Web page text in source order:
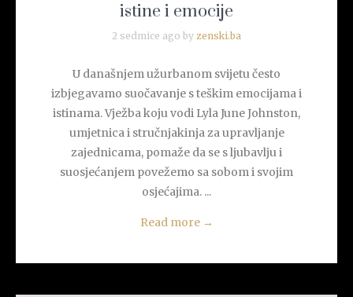
istine i emocije
2 sedmice ago by zenski.ba
U današnjem užurbanom svijetu često
izbjegavamo suočavanje s teškim emocijama i
istinama. Vježba koju vodi Lyla June Johnston,
umjetnica i stručnjakinja za upravljanje
zajednicama, pomaže da se s ljubavlju i
suosjećanjem povežemo sa sobom i svojim
osjećajima. ...
Read more →